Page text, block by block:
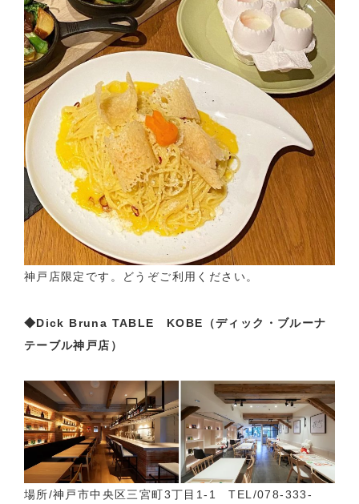
神戸店限定です。どうぞご利用ください。
◆Dick Bruna TABLE KOBE（ディック・ブルーナ
テーブル神戸店）
場所/神戸市中央区三宮町3丁目1-1 TEL/078-333-